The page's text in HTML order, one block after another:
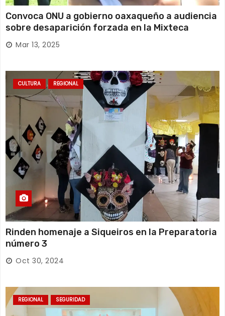
Convoca ONU a gobierno oaxaqueño a audiencia
sobre desaparición forzada en la Mixteca
Mar 13, 2025
CULTURA REGIONAL
Rinden homenaje a Siqueiros en la Preparatoria
número 3
Oct 30, 2024
REGIONAL SEGURIDAD